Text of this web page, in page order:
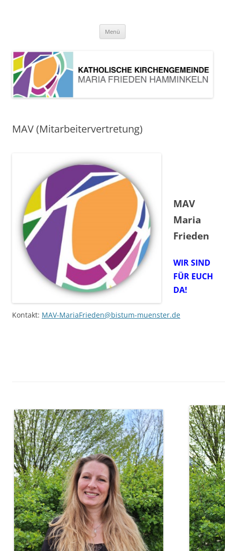
Menü
MAV (Mitarbeitervertretung)
MAV
Maria
Frieden
WIR SIND
FÜR EUCH
DA!
Kontakt: MAV-MariaFrieden@bistum-muenster.de